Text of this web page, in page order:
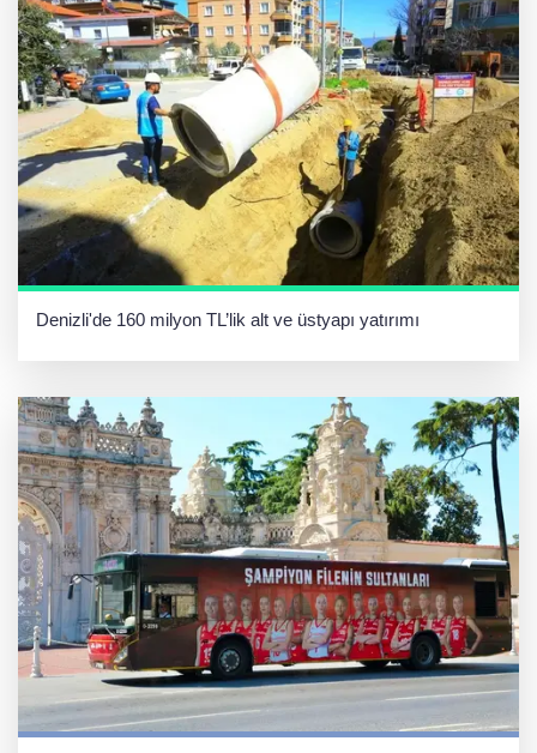
Denizli'de 160 milyon TL’lik alt ve üstyapı yatırımı